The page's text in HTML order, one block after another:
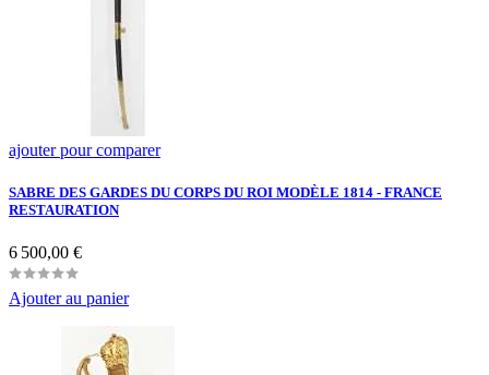
ajouter pour comparer
SABRE DES GARDES DU CORPS DU ROI MODÈLE 1814 - FRANCE
RESTAURATION
Prix
6 500,00 €
Ajouter au panier